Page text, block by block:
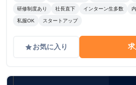
研修制度あり 社長直下 インターン生多数
私服OK スタートアップ
gradeお気に入り